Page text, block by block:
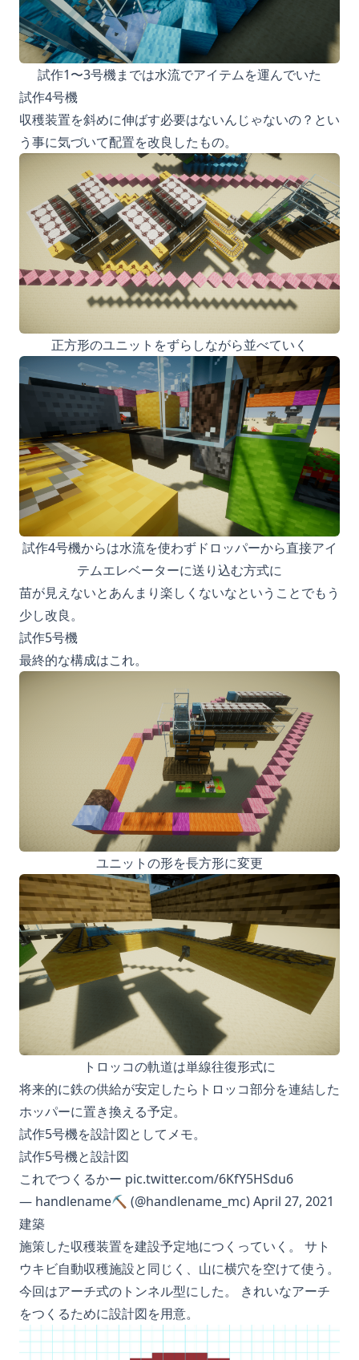
試作1〜3号機までは水流でアイテムを運んでいた
試作4号機
収穫装置を斜めに伸ばす必要はないんじゃないの？とい
う事に気づいて配置を改良したもの。
正方形のユニットをずらしながら並べていく
試作4号機からは水流を使わずドロッパーから直接アイ
テムエレベーターに送り込む方式に
苗が見えないとあんまり楽しくないなということでもう
少し改良。
試作5号機
最終的な構成はこれ。
ユニットの形を長方形に変更
トロッコの軌道は単線往復形式に
将来的に鉄の供給が安定したらトロッコ部分を連結した
ホッパーに置き換える予定。
試作5号機を設計図としてメモ。
試作5号機と設計図
これでつくるかー pic.twitter.com/6KfY5HSdu6
— handlename⛏ (@handlename_mc)April 27, 2021
建築
施策した収穫装置を建設予定地につくっていく。 サト
ウキビ自動収穫施設と同じく、山に横穴を空けて使う。
今回はアーチ式のトンネル型にした。 きれいなアーチ
をつくるために設計図を用意。